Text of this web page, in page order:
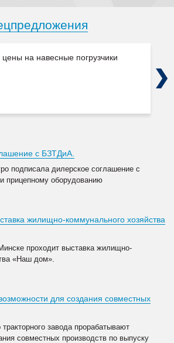
на навесные погрузчики
Next
с БЗТДиА.
подписала дилерское соглашение с
прицепному оборудованию
жилищно-коммунального хозяйства
проходит выставка жилищно-
«Наш дом».
для создания совместных
завода прорабатывают
совместных производств по выпуску